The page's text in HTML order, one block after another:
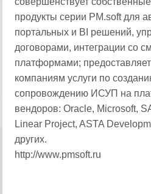
продукты серии PM.soft для
портальных и BI решений,
договорами, интеграции со
платформами;
компаниям услуги по
сопровождению ИСУП на
вендоров: Oracle, Microsoft,
Linear Project, ASTA
других.
http://www.pmsoft.ru